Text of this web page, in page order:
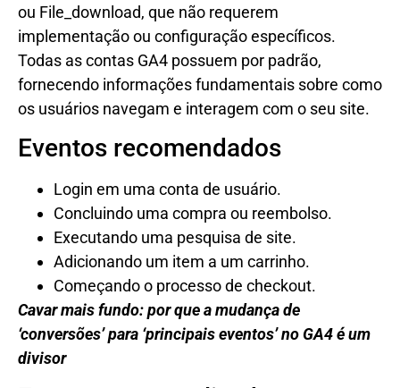
ou File_download, que não requerem
implementação ou configuração específicos.
Todas as contas GA4 possuem por padrão,
fornecendo informações fundamentais sobre como
os usuários navegam e interagem com o seu site.
Eventos recomendados
Login em uma conta de usuário.
Concluindo uma compra ou reembolso.
Executando uma pesquisa de site.
Adicionando um item a um carrinho.
Começando o processo de checkout.
Cavar mais fundo: por que a mudança de
‘conversões’ para ‘principais eventos’ no GA4 é um
divisor